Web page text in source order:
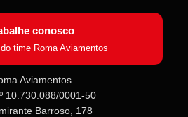
Roma Aviamentos
conosco
time Roma Aviamentos
Aviamentos
10.730.088/0001-50
Barroso, 178